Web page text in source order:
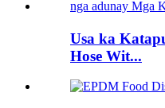
Usa ka
Hose Wit...